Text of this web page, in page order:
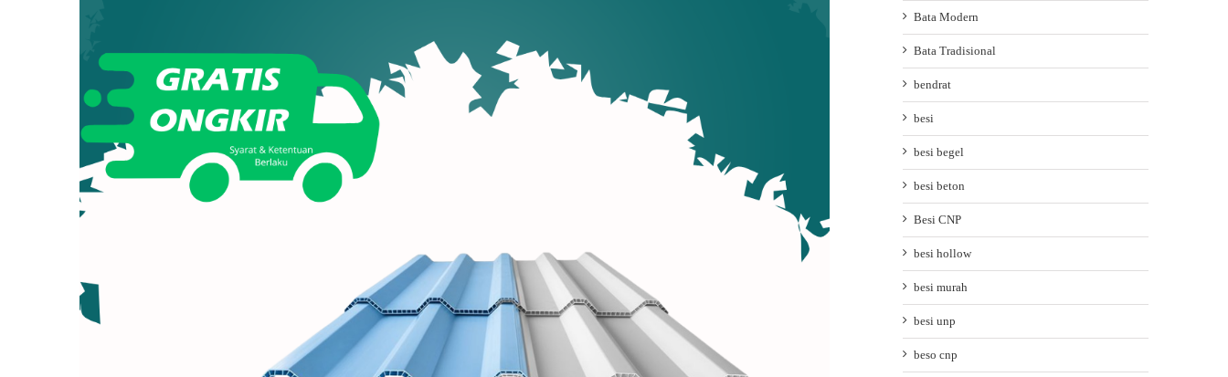
Bata Modern
Bata Tradisional
bendrat
besi
besi begel
besi beton
Besi CNP
besi hollow
besi murah
besi unp
beso cnp